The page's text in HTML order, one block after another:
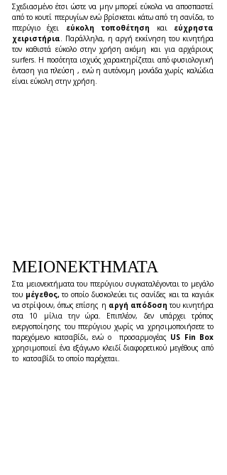
Σχεδιασμένο έτσι ώστε να μην μπορεί εύκολα να αποσπαστεί
από το κουτί πτερυγίων ενώ βρίσκεται κάτω από τη σανίδα, το
πτερύγιο έχει εύκολη τοποθέτηση και εύχρηστα
χειριστήρια . Παράλληλα, η αργή εκκίνηση του κινητήρα
τον καθιστά εύκολο στην χρήση ακόμη και για αρχάριους
surfers. Η ποσότητα ισχυός χαρακτηρίζεται από φυσιολογική
ένταση για πλεύση , ενώ η αυτόνομη μονάδα χωρίς καλώδια
είναι εύκολη στην χρήση.
ΜΕΙΟΝΕΚΤΗΜΑΤΑ
Στα μειονεκτήματα του πτερύγιου συγκαταλέγονται το μεγάλο
του μέγεθος, το οποίο δυσκολεύει τις σανίδες και τα καγιάκ
να στρίψουν, όπως επίσης η αργή απόδοση του κινητήρα
στα 10 μίλια την ώρα. Επιπλέον, δεν υπάρχει τρόπος
ενεργοποίησης του πτερύγιου χωρίς να χρησιμοποιήσετε το
παρεχόμενο κατσαβίδι, ενώ ο  προσαρμογέας
χρησιμοποιεί ένα εξάγωνο κλειδί διαφορετικού μεγέθους από
το  κατσαβίδι το οποίο παρέχεται.